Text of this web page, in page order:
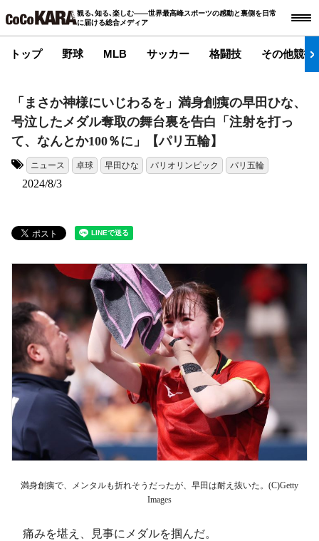
観る､知る､楽しむ――世界最高峰スポーツの感動と裏側を日常
に届ける総合メディア
トップ 野球 MLB サッカー 格闘技 その他競技
「まさか神様にいじわるを」満身創痍の早田ひな、
号泣したメダル奪取の舞台裏を告白「注射を打っ
て、なんとか100％に」【パリ五輪】
ニュース 卓球 早田ひな パリオリンピック パリ五輪
2024/8/3
満身創痍で、メンタルも折れそうだったが、早田は耐え抜いた。(C)Getty
Images
痛みを堪え、見事にメダルを掴んだ。